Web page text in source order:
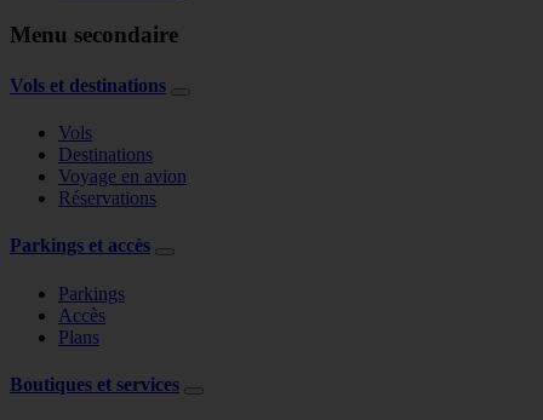
Menu secondaire
Vols et destinations
Vols
Destinations
Voyage en avion
Réservations
Parkings et accès
Parkings
Accès
Plans
Boutiques et services